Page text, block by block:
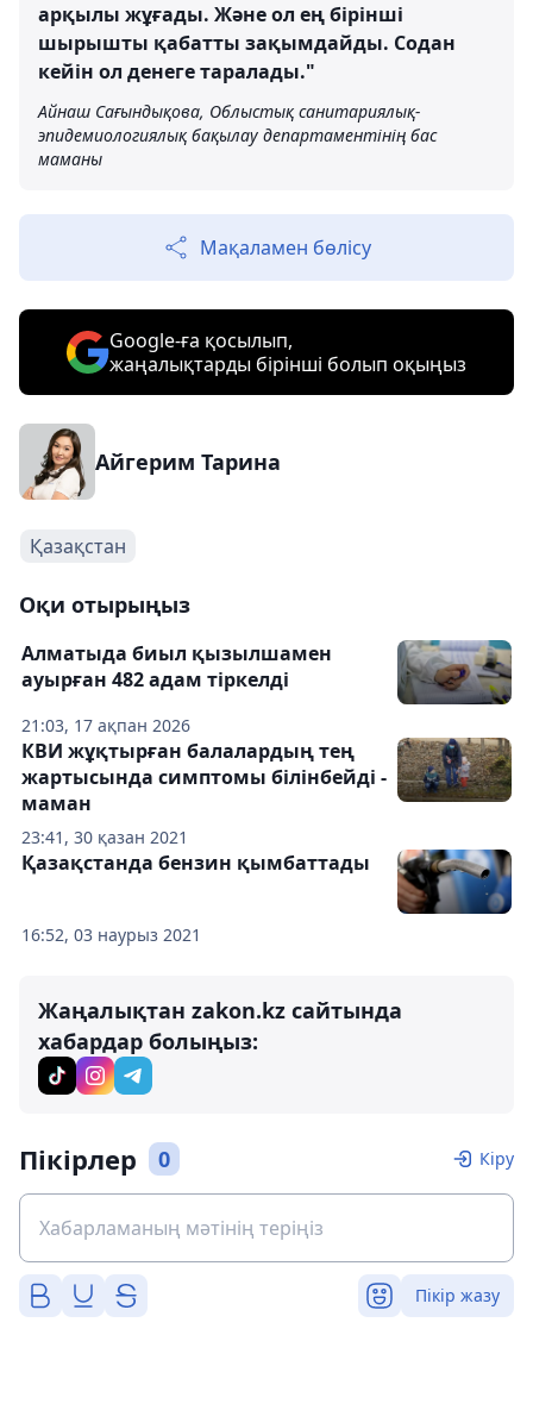
арқылы жұғады. Және ол ең бірінші
шырышты қабатты зақымдайды. Содан
кейін ол денеге таралады."
Айнаш Сағындықова, Облыстық санитариялық-
эпидемиологиялық бақылау департаментінің бас
маманы
Мақаламен бөлісу
Google-ға қосылып,
жаңалықтарды бірінші болып оқыңыз
Айгерим Тарина
Қазақстан
Оқи отырыңыз
21:03, 17 ақпан 2026
Алматыда биыл қызылшамен
ауырған 482 адам тіркелді
23:41, 30 қазан 2021
КВИ жұқтырған балалардың тең
жартысында симптомы білінбейді -
маман
16:52, 03 наурыз 2021
Қазақстанда бензин қымбаттады
Жаңалықтан zakon.kz сайтында
хабардар болыңыз:
Пікірлер 0 Кіру
Пікір жазу